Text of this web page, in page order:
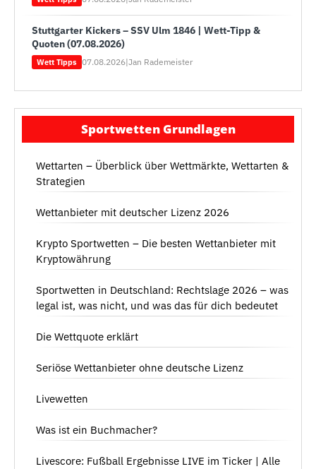
Stuttgarter Kickers – SSV Ulm 1846 | Wett-Tipp &
Quoten (07.08.2026)
Wett Tipps 07.08.2026|Jan Rademeister
Sportwetten Grundlagen
Wettarten – Überblick über Wettmärkte, Wettarten &
Strategien
Wettanbieter mit deutscher Lizenz 2026
Krypto Sportwetten – Die besten Wettanbieter mit
Kryptowährung
Sportwetten in Deutschland: Rechtslage 2026 – was
legal ist, was nicht, und was das für dich bedeutet
Die Wettquote erklärt
Seriöse Wettanbieter ohne deutsche Lizenz
Livewetten
Was ist ein Buchmacher?
Livescore: Fußball Ergebnisse LIVE im Ticker | Alle